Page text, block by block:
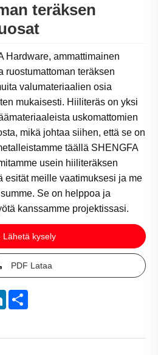
teräksen
Hardware, ammattimainen
ruostumattoman teräksen
valumateriaalien osia
mukaisesti. Hiiliteräs on yksi
uskomattomien
mikä johtaa siihen, että se on
täällä SHENGFA
usein hiiliteräksen
esität meille vaatimuksesi ja me
Se on helppoa ja
kanssamme projektissasi.
Lähetä kysely
PDF Lataa
LinkedIn